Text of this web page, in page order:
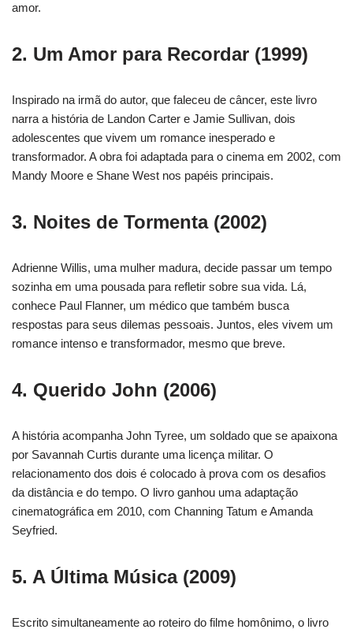
amor.
2. Um Amor para Recordar (1999)
Inspirado na irmã do autor, que faleceu de câncer, este livro
narra a história de Landon Carter e Jamie Sullivan, dois
adolescentes que vivem um romance inesperado e
transformador. A obra foi adaptada para o cinema em 2002, com
Mandy Moore e Shane West nos papéis principais.
3. Noites de Tormenta(2002)
Adrienne Willis, uma mulher madura, decide passar um tempo
sozinha em uma pousada para refletir sobre sua vida. Lá,
conhece Paul Flanner, um médico que também busca
respostas para seus dilemas pessoais. Juntos, eles vivem um
romance intenso e transformador, mesmo que breve.
4. Querido John (2006)
A história acompanha John Tyree, um soldado que se apaixona
por Savannah Curtis durante uma licença militar. O
relacionamento dos dois é colocado à prova com os desafios
da distância e do tempo. O livro ganhou uma adaptação
cinematográfica em 2010, com Channing Tatum e Amanda
Seyfried.
5. A Última Música(2009)
Escrito simultaneamente ao roteiro do filme homônimo, o livro